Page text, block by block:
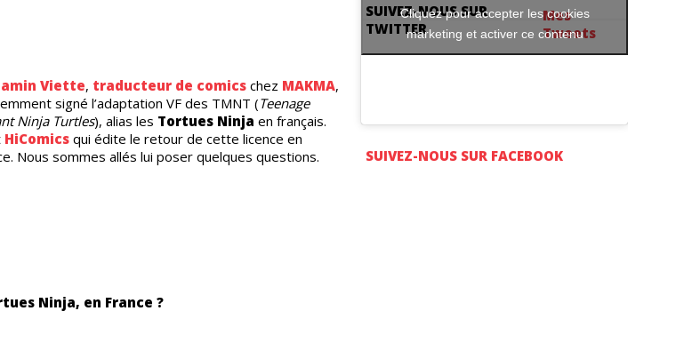
Viette, traducteur de comics chez MAKMA,
signé l’adaptation VF des TMNT (Teenage
Ninja Turtles), alias les Tortues Ninja en français.
HiComics qui édite le retour de cette licence en
Nous sommes allés lui poser quelques questions.
Ninja, en France ?
SUIVEZ-NOUS SUR
TWITTER
Mes
Tweets
Cliquez pour accepter les cookies
marketing et activer ce contenu
SUIVEZ-NOUS SUR FACEBOOK